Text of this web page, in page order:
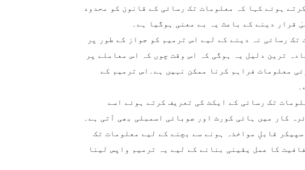
ہوئے کہا کہ معلومات تک رسائی کے قانون کو محدود
قرار دینے کے باعث یہ بے معنی ہوگیا ہے۔
تک رسائی نہ دینے کے لیے اس ترمیم کو جواز کے طور پر
ترین دلیل یہ ہوگی کہ اس وقت چوں کہ اس معاملے پر
معلومات فراہم کرنا ممکن نہیں ہے۔اس ترمیم کے
تک رسائی کے ایکٹ کی تعریف کرتے ہوئے اسے
کار میں ہائی کورٹ اور صوبائی اسمبلی بھی آتی ہے۔
قابلِ مواخذہ ہونے سے بچنے کے لیے معلومات تک
کا عمل یقینی بنانے کے لیے یہ ترمیم واپس لینا